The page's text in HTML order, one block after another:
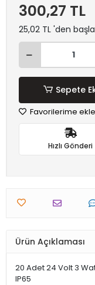
300,27 TL
25,02 TL 'den
Sepete
Favorilerime ekle
Hızlı Gönderi
Ürün Açıklaması
20 Adet 24 Volt 3
IP65